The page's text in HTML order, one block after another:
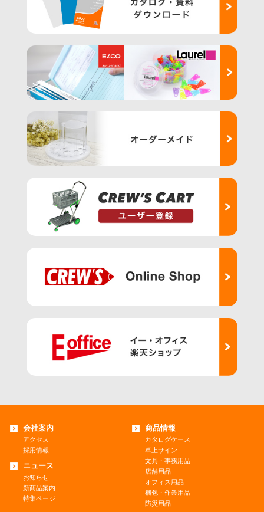
会社案内
アクセス
採用情報
ニュース
お知らせ
新商品案内
特集ページ
商品情報
カタログケース
卓上サイン
文具・事務用品
店舗用品
オフィス用品
梱包・作業用品
防災用品